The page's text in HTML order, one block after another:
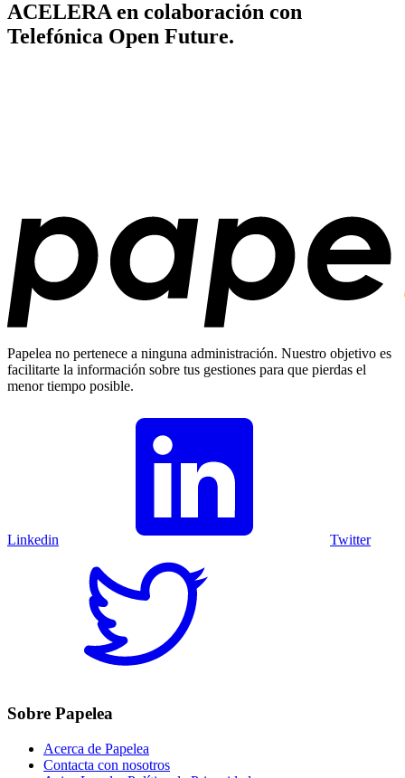
ACELERA en colaboración con
Telefónica Open Future.
Papelea no pertenece a ninguna administración. Nuestro objetivo es
facilitarte la información sobre tus gestiones para que pierdas el
menor tiempo posible.
Linkedin Twitter
Sobre Papelea
Acerca de Papelea
Contacta con nosotros